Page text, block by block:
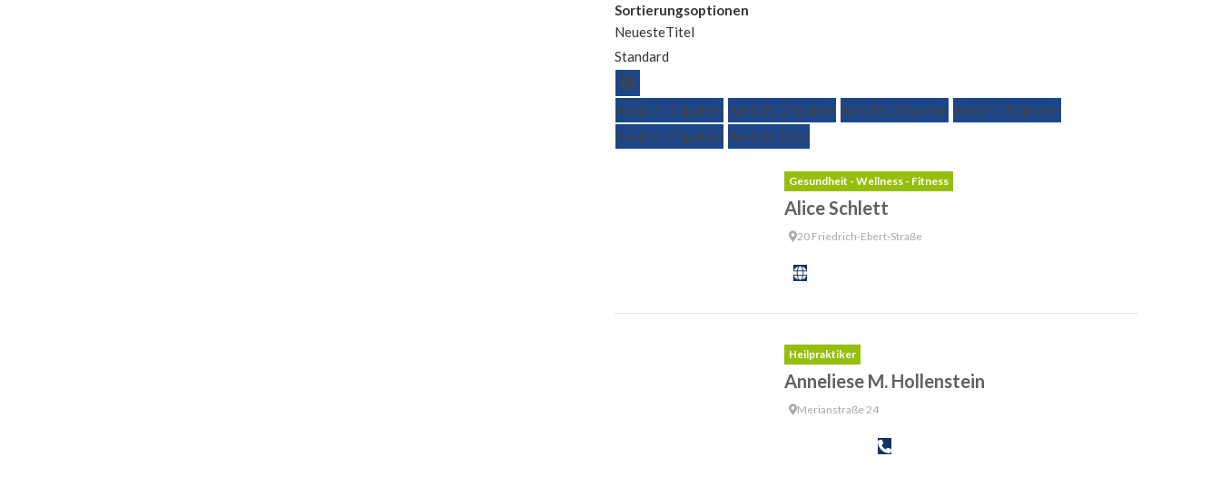
Sortierungsoptionen
NeuesteTitel
Standard
Ansicht: 1 Spalten Ansicht: 2 Spalten Ansicht: 3 Spalten Ansicht: 4 Spalten
Ansicht: 5 Spalten Ansicht: Liste
Gesundheit - Wellness - Fitness
Alice Schlett
20 Friedrich-Ebert-Straße
Heilpraktiker
Anneliese M. Hollenstein
Merianstraße 24